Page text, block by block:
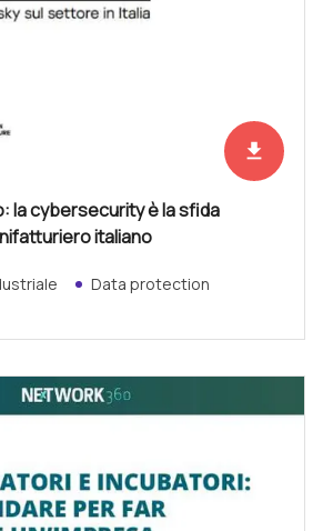
Scarica
file_download
la cybersecurity è la sfida
italiano
Data protection